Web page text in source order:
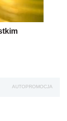
AUTOPROMOCJA